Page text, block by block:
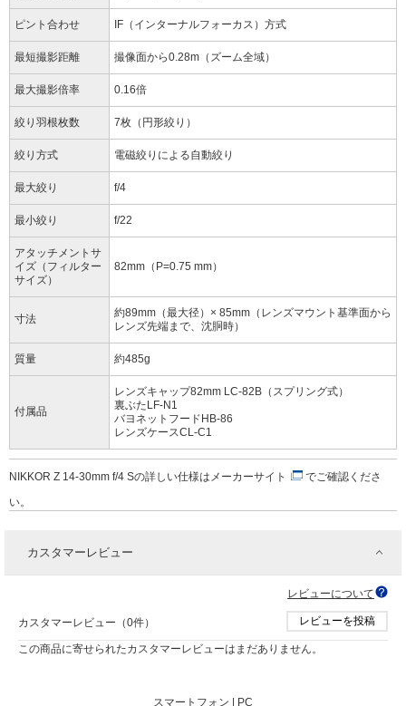
ピント合わせ IF（インターナルフォーカス）方式
最短撮影距離 撮像面から0.28m（ズーム全域）
最大撮影倍率 0.16倍
絞り羽根枚数 7枚（円形絞り）
絞り方式 電磁絞りによる自動絞り
最大絞り f/4
最小絞り f/22
アタッチメントサ
イズ（フィルター
サイズ）
82mm（P=0.75 mm）
寸法
約89mm（最大径）× 85mm（レンズマウント基準面から
レンズ先端まで、沈胴時）
質量 約485g
付属品
レンズキャップ82mm LC-82B（スプリング式）
裏ぶたLF-N1
バヨネットフードHB-86
レンズケースCL-C1
NIKKOR Z 14-30mm f/4 Sの詳しい仕様は メーカーサイト
でご確認くださ
い。
カスタマーレビュー
レビューについて
カスタマーレビュー（0件） レビューを投稿
この商品に寄せられたカスタマーレビューはまだありません。
スマートフォン | PC